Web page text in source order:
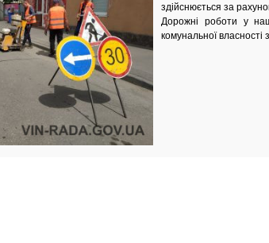
здійснюється за
Дорожні роботи у
комунальної